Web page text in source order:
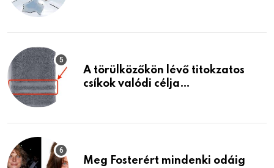
A törülközőkön lévő titokzatos
csíkok valódi célja…
Meg Fosterért mindenki odáig